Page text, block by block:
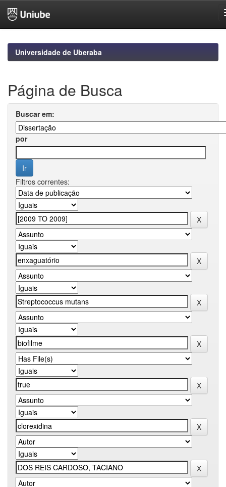
navigationUniversidade de Uberaba
Página de Busca
Buscar em:
por
Filtros correntes: